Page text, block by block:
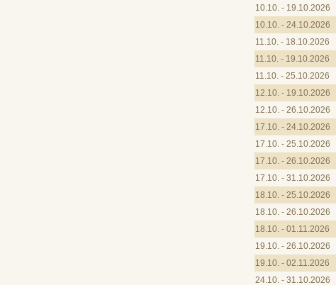
10.10. - 19.10.2026
10.10. - 24.10.2026
11.10. - 18.10.2026
11.10. - 19.10.2026
11.10. - 25.10.2026
12.10. - 19.10.2026
12.10. - 26.10.2026
17.10. - 24.10.2026
17.10. - 25.10.2026
17.10. - 26.10.2026
17.10. - 31.10.2026
18.10. - 25.10.2026
18.10. - 26.10.2026
18.10. - 01.11.2026
19.10. - 26.10.2026
19.10. - 02.11.2026
24.10. - 31.10.2026